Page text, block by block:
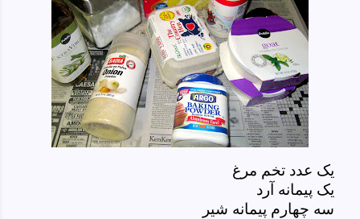
یک عدد تخم مرغ
یک پیمانه آرد
سه چهارم پیمانه شیر